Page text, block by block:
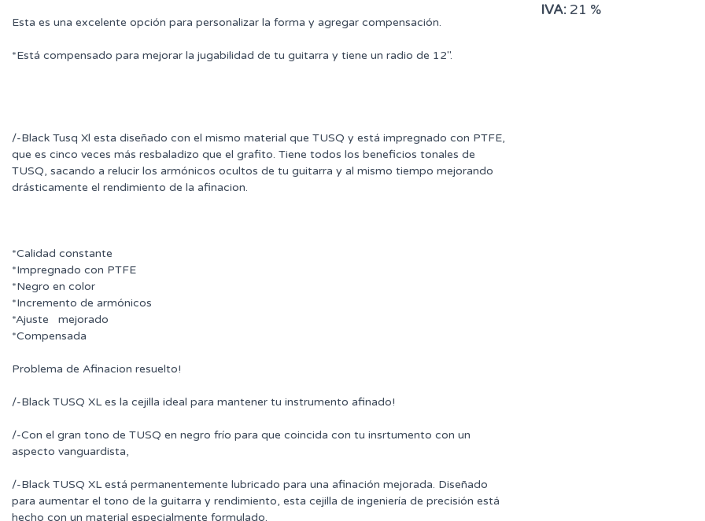
Esta es una excelente opción para personalizar la forma y agregar compensación.
*Está compensado para mejorar la jugabilidad de tu guitarra y tiene un radio de 12".
/-Black Tusq Xl esta diseñado con el mismo material que TUSQ y está impregnado con PTFE,
que es cinco veces más resbaladizo que el grafito. Tiene todos los beneficios tonales de
TUSQ, sacando a relucir los armónicos ocultos de tu guitarra y al mismo tiempo mejorando
drásticamente el rendimiento de la afinacion.
*Calidad constante
*Impregnado con PTFE
*Negro en color
*Incremento de armónicos
*Ajuste mejorado
*Compensada
Problema de Afinacion resuelto!
/-Black TUSQ XL es la cejilla ideal para mantener tu instrumento afinado!
/-Con el gran tono de TUSQ en negro frío para que coincida con tu insrtumento con un
aspecto vanguardista,
/-Black TUSQ XL está permanentemente lubricado para una afinación mejorada. Diseñado
para aumentar el tono de la guitarra y rendimiento, esta cejilla de ingeniería de precisión está
hecho con un material especialmente formulado.
IVA: 21 %